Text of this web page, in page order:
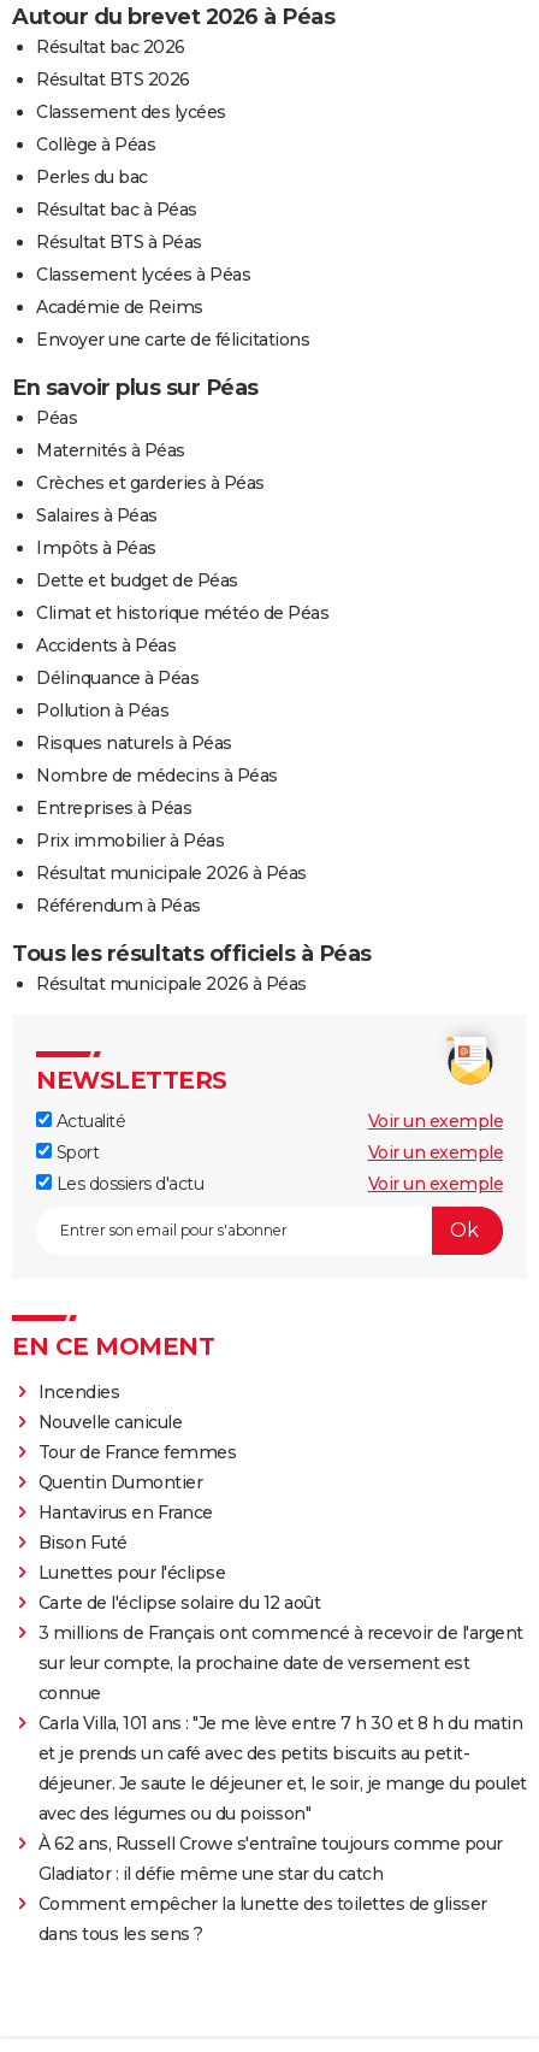
Autour du brevet 2026 à Péas
Résultat bac 2026
Résultat BTS 2026
Classement des lycées
Collège à Péas
Perles du bac
Résultat bac à Péas
Résultat BTS à Péas
Classement lycées à Péas
Académie de Reims
Envoyer une carte de félicitations
En savoir plus sur Péas
Péas
Maternités à Péas
Crèches et garderies à Péas
Salaires à Péas
Impôts à Péas
Dette et budget de Péas
Climat et historique météo de Péas
Accidents à Péas
Délinquance à Péas
Pollution à Péas
Risques naturels à Péas
Nombre de médecins à Péas
Entreprises à Péas
Prix immobilier à Péas
Résultat municipale 2026 à Péas
Référendum à Péas
Tous les résultats officiels à Péas
Résultat municipale 2026 à Péas
NEWSLETTERS
Actualité
Voir un exemple
Sport
Voir un exemple
Les dossiers d'actu
Voir un exemple
EN CE MOMENT
Incendies
Nouvelle canicule
Tour de France femmes
Quentin Dumontier
Hantavirus en France
Bison Futé
Lunettes pour l'éclipse
Carte de l'éclipse solaire du 12 août
3 millions de Français ont commencé à recevoir de l'argent
sur leur compte, la prochaine date de versement est
connue
Carla Villa, 101 ans : "Je me lève entre 7 h 30 et 8 h du matin
et je prends un café avec des petits biscuits au petit-
déjeuner. Je saute le déjeuner et, le soir, je mange du poulet
avec des légumes ou du poisson"
À 62 ans, Russell Crowe s'entraîne toujours comme pour
Gladiator : il défie même une star du catch
Comment empêcher la lunette des toilettes de glisser
dans tous les sens ?